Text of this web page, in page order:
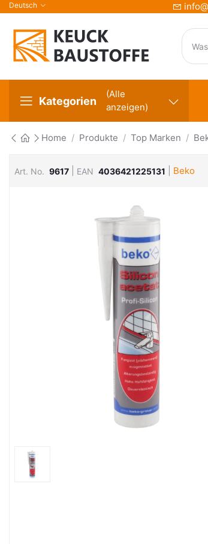
Deutsch
Kategorien
(Alle
anzeigen)
Home Produkte Top Marken
Art. No. 9617 EAN 4036421225131 Beko